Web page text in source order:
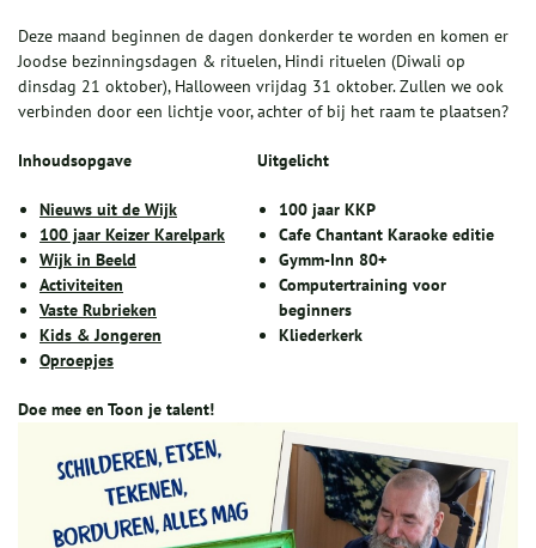
Deze maand beginnen de dagen donkerder te worden en komen er
Joodse bezinningsdagen & rituelen, Hindi rituelen (Diwali op
dinsdag 21 oktober), Halloween vrijdag 31 oktober. Zullen we ook
verbinden door een lichtje voor, achter of bij het raam te plaatsen?
Inhoudsopgave
Nieuws uit de Wijk
100 jaar Keizer Karelpark
Wijk in Beeld
Activiteiten
Vaste Rubrieken
Kids & Jongeren
Oproepjes
Uitgelicht
100 jaar KKP
Cafe Chantant Karaoke editie
Gymm-Inn 80+
Computertraining voor
beginners
Kliederkerk
Doe mee en Toon je talent!